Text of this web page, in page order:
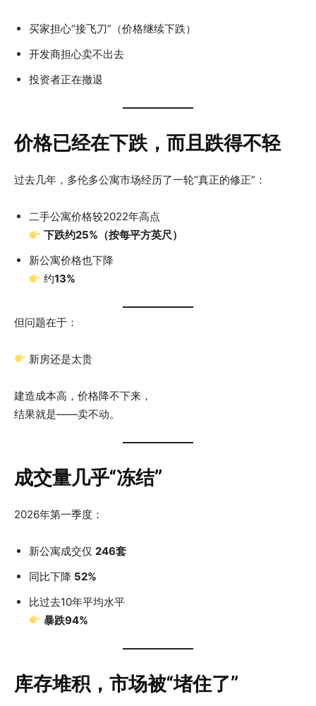
买家担心“接飞刀”（价格继续下跌）
开发商担心卖不出去
投资者正在撤退
价格已经在下跌，而且跌得不轻
过去几年，多伦多公寓市场经历了一轮“真正的修正”：
二手公寓价格较2022年高点
下跌约25%（按每平方英尺）
新公寓价格也下降
约13%
但问题在于：
新房还是太贵
建造成本高，价格降不下来，
结果就是——卖不动。
成交量几乎“冻结”
2026年第一季度：
新公寓成交仅 246套
同比下降 52%
比过去10年平均水平
暴跌94%
库存堆积，市场被“堵住了”